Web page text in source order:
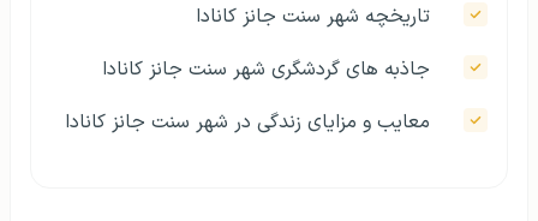
تاریخچه شهر سنت جانز کانادا
جاذبه های گردشگری شهر سنت جانز کانادا
معایب و مزایای زندگی در شهر سنت جانز کانادا